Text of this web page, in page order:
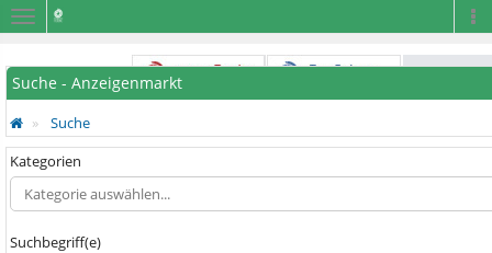
Navigation
Suche - Anzeigenmarkt
Suche
Kategorien
Suchbegriff(e)